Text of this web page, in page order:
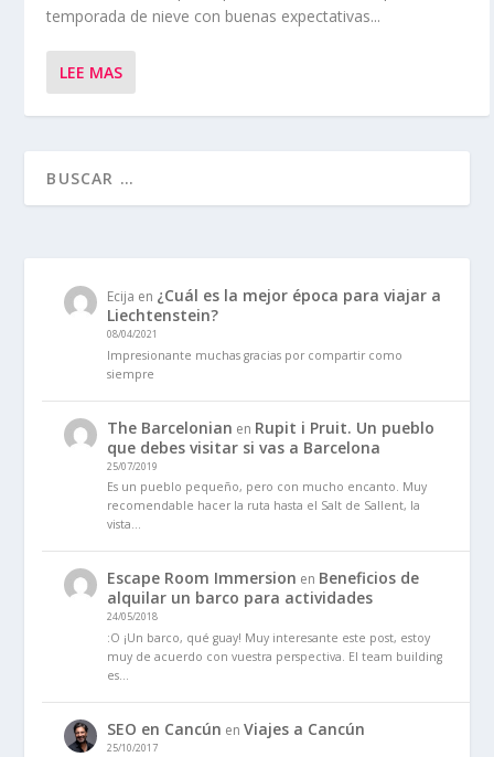
temporada de nieve con buenas expectativas...
LEE MAS
Ecija en ¿Cuál es la mejor época para viajar a
Liechtenstein?
08/04/2021
Impresionante muchas gracias por compartir como
siempre
The Barcelonian en Rupit i Pruit. Un pueblo
que debes visitar si vas a Barcelona
25/07/2019
Es un pueblo pequeño, pero con mucho encanto. Muy
recomendable hacer la ruta hasta el Salt de Sallent, la
vista…
Escape Room Immersion en Beneficios de
alquilar un barco para actividades
24/05/2018
:O ¡Un barco, qué guay! Muy interesante este post, estoy
muy de acuerdo con vuestra perspectiva. El team building
es…
SEO en Cancún enViajes a Cancún
25/10/2017